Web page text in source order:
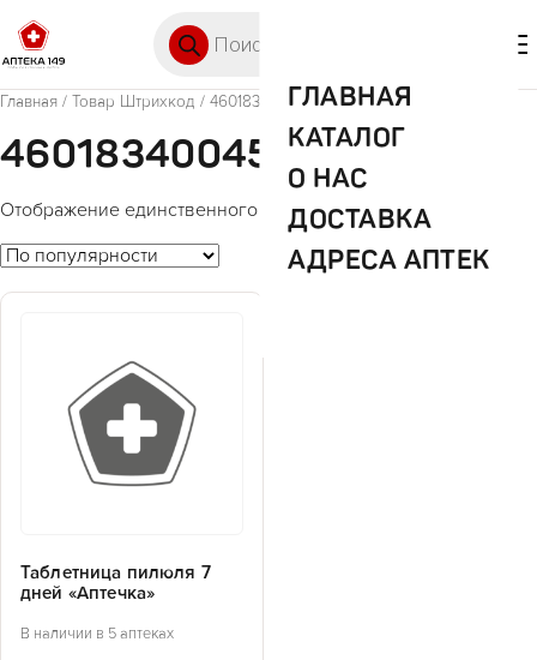
ГЛАВНАЯ
КАТАЛОГ
О НАС
ДОСТАВКА
АДРЕСА АПТЕК
Главная / Товар Штрихкод / 4601834004576
4601834004576
Отображение единственного товара
Таблетница пилюля 7
дней «Аптечка»
В наличии в 5 аптеках